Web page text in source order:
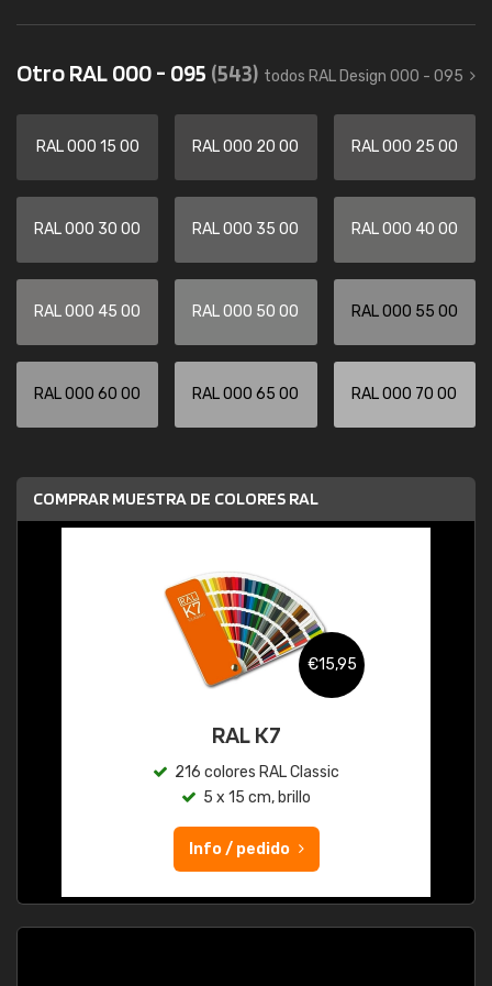
Otro RAL 000 - 095 (543) todos RAL Design 000 - 095
RAL 000 15 00 RAL 000 20 00 RAL 000 25 00
RAL 000 30 00 RAL 000 35 00 RAL 000 40 00
RAL 000 45 00 RAL 000 50 00 RAL 000 55 00
RAL 000 60 00 RAL 000 65 00 RAL 000 70 00
COMPRAR MUESTRA DE COLORES RAL
€15,95
RAL K7
216 colores RAL Classic
5 x 15 cm, brillo
Info / pedido